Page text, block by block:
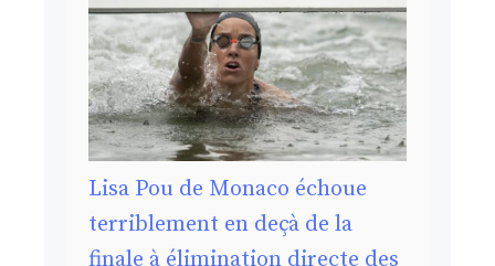
Lisa Pou de Monaco échoue
terriblement en deçà de la
finale à élimination directe des